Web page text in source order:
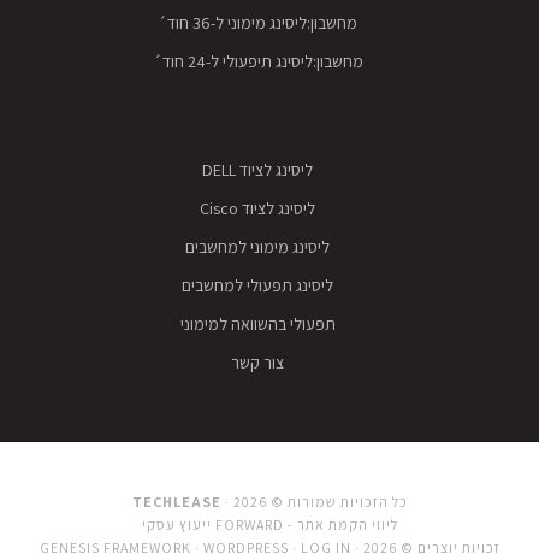
מחשבון:ליסינג מימוני ל-36 חוד´
מחשבון:ליסינג תיפעולי ל-24 חוד´
ליסינג לציוד DELL
ליסינג לציוד Cisco
ליסינג מימוני למחשבים
ליסינג תפעולי למחשבים
תפעולי בהשוואה למימוני
צור קשר
כל הזכויות שמורות © 2026 · ‫
TECHLEASE
ליווי הקמת אתר - FORWARD
ייעוץ עסקי
זכויות יוצרים © 2026 ·
GENESIS FRAMEWORK · WORDPRESS · LOG IN